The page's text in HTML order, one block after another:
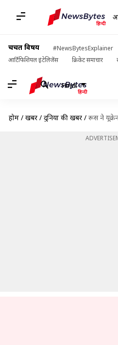
चर्चित विषय #NewsBytesExplainer
आर्टिफिशियल इंटेलिजेंस
क्रिकेट समाचार
Hindi
होम / खबरें / दुनिया की खबरें / रूस ने यूक्रेन